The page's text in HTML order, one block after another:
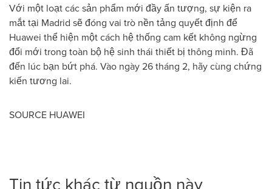
Với một loạt các sản phẩm mới đầy ấn tượng, sự kiện ra
mắt tại Madrid sẽ đóng vai trò nền tảng quyết định để
Huawei thể hiện một cách hệ thống cam kết không ngừng
đổi mới trong toàn bộ hệ sinh thái thiết bị thông minh. Đã
đến lúc bạn bứt phá. Vào ngày 26 tháng 2, hãy cùng chứng
kiến tương lai.
SOURCE HUAWEI